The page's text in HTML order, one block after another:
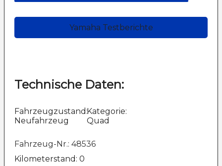
Yamaha Testberichte
Technische Daten:
Fahrzeugzustand:
Neufahrzeug
Kategorie:
Quad
Fahrzeug-Nr.: 48536
Kilometerstand: 0